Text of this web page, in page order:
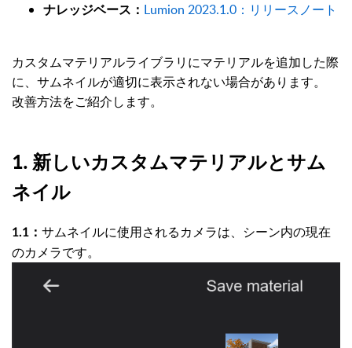
ナレッジベース： Lumion 2023.1.0：リリースノート
カスタムマテリアルライブラリにマテリアルを追加した際
に、サムネイルが適切に表示されない場合があります。
改善方法をご紹介します。
1. 新しいカスタムマテリアルとサム
ネイル
1.1： サムネイルに使用されるカメラは、シーン内の現在
のカメラです。